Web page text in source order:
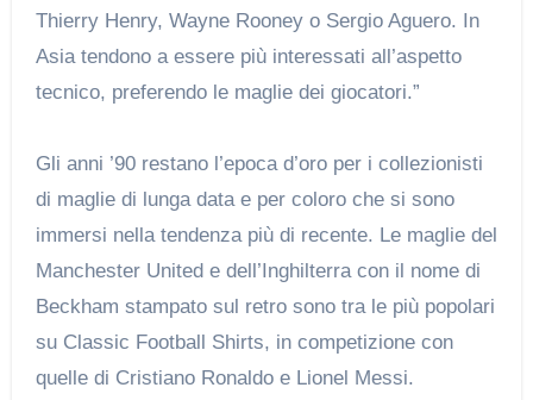
Thierry Henry, Wayne Rooney o Sergio Aguero. In
Asia tendono a essere più interessati all’aspetto
tecnico, preferendo le maglie dei giocatori.”
Gli anni ’90 restano l’epoca d’oro per i collezionisti
di maglie di lunga data e per coloro che si sono
immersi nella tendenza più di recente. Le maglie del
Manchester United e dell’Inghilterra con il nome di
Beckham stampato sul retro sono tra le più popolari
su Classic Football Shirts, in competizione con
quelle di Cristiano Ronaldo e Lionel Messi.